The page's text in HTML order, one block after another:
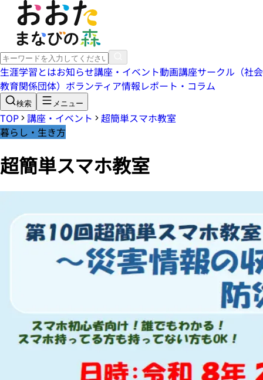
生涯学習とはお知らせ講座・イベント動画講座サークル（社会
教育関係団体） ボランティア情報レポート・コラム
検索 メニュー
TOP 講座・イベント
超簡単スマホ教室
暮らし・生き方
超簡単スマホ教室